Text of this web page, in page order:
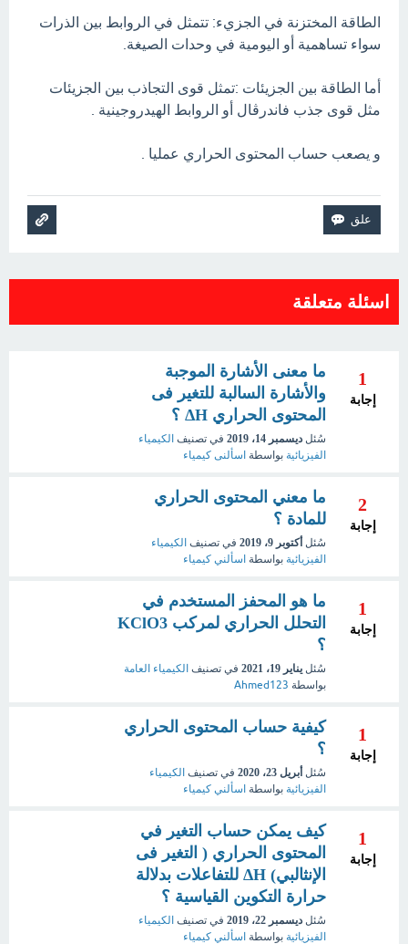
الطاقة المختزنة في الجزيء: تتمثل في الروابط بين الذرات
سواء تساهمية أو اليومية في وحدات الصيغة.
أما الطاقة بين الجزيئات :تمثل قوى التجاذب بين الجزيئات
مثل قوى جذب فاندرڤال أو الروابط الهيدروجينية .
و يصعب حساب المحتوى الحراري عمليا .
اسئلة متعلقة
1
إجابة
ما معنى الأشارة الموجبة
والأشارة السالبة للتغير فى
المحتوى الحراري ΔH ؟
سُئل ديسمبر 14، 2019 في تصنيف الكيمياء
الفيزيائية بواسطة اسألنى كيمياء
2
إجابة
ما معني المحتوى الحراري
للمادة ؟
سُئل أكتوبر 9، 2019 في تصنيف الكيمياء
الفيزيائية بواسطة اسألني كيمياء
1
إجابة
ما هو المحفز المستخدم في
التحلل الحراري لمركب KClO3
؟
سُئل يناير 19، 2021 في تصنيف الكيمياء العامة
بواسطة Ahmed123
1
إجابة
كيفية حساب المحتوى الحراري
؟
سُئل أبريل 23، 2020 في تصنيف الكيمياء
الفيزيائية بواسطة اسألني كيمياء
1
إجابة
كيف يمكن حساب التغير في
المحتوى الحراري ( التغير فى
الإنثالبي) ΔH للتفاعلات بدلالة
حرارة التكوين القياسية ؟
سُئل ديسمبر 22، 2019 في تصنيف الكيمياء
الفيزيائية بواسطة اسألني كيمياء